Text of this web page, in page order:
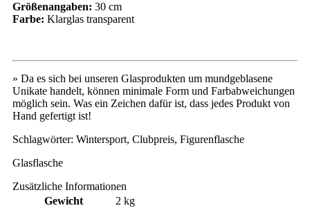
Größenangaben: 30 cm
Farbe: Klarglas transparent
» Da es sich bei unseren Glasprodukten um mundgeblasene
Unikate handelt, können minimale Form und Farbabweichungen
möglich sein. Was ein Zeichen dafür ist, dass jedes Produkt von
Hand gefertigt ist!
Schlagwörter: Wintersport, Clubpreis, Figurenflasche
Glasflasche
Zusätzliche Informationen
Gewicht
2 kg